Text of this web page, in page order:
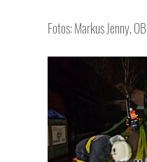
Fotos: Markus Jenny,